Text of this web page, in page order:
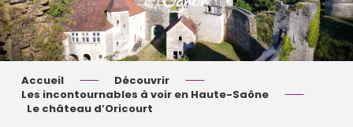
Accueil
Découvrir
Les incontournables à voir en Haute-Saône
Le château d’Oricourt